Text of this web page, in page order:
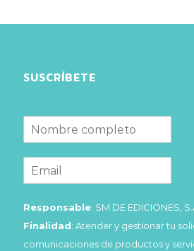
SUSCRÍBETE
Responsable: SM DE EDICIONES,
Finalidad: Atender y gestionar tu
comunicaciones de productos y